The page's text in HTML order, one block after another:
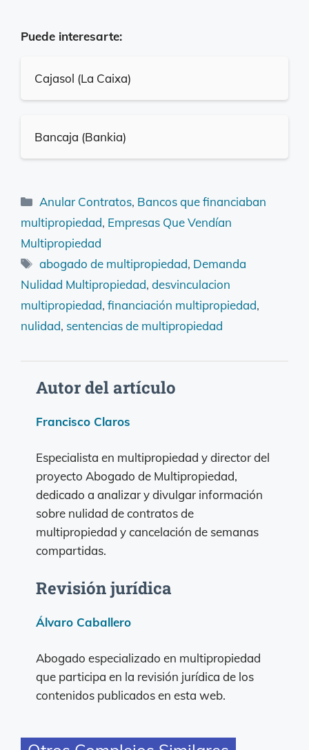
Puede interesarte:
Cajasol (La Caixa)
Bancaja (Bankia)
Categorías
Anular Contratos, Bancos que financiaban
multipropiedad, Empresas Que Vendían
Multipropiedad
Etiquetas
abogado de multipropiedad, Demanda
Nulidad Multipropiedad, desvinculacion
multipropiedad, financiación multipropiedad,
nulidad, sentencias de multipropiedad
Autor del artículo
Francisco Claros
Especialista en multipropiedad y director del
proyecto Abogado de Multipropiedad,
dedicado a analizar y divulgar información
sobre nulidad de contratos de
multipropiedad y cancelación de semanas
compartidas.
Revisión jurídica
Álvaro Caballero
Abogado especializado en multipropiedad
que participa en la revisión jurídica de los
contenidos publicados en esta web.